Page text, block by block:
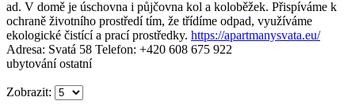
ad. V domě je úschovna i půjčovna kol a koloběžek. Přispíváme k
ochraně životního prostředí tím, že třídíme odpad, využíváme
ekologické čistící a prací prostředky. https://apartmanysvata.eu/
Adresa: Svatá 58 Telefon: +420 608 675 922
ubytování ostatní
Zobrazit: